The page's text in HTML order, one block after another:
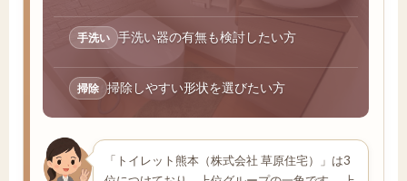
手洗い 手洗い器の有無も検討したい方
掃除 掃除しやすい形状を選びたい方
「トイレット熊本（株式会社 草原住宅）」は3